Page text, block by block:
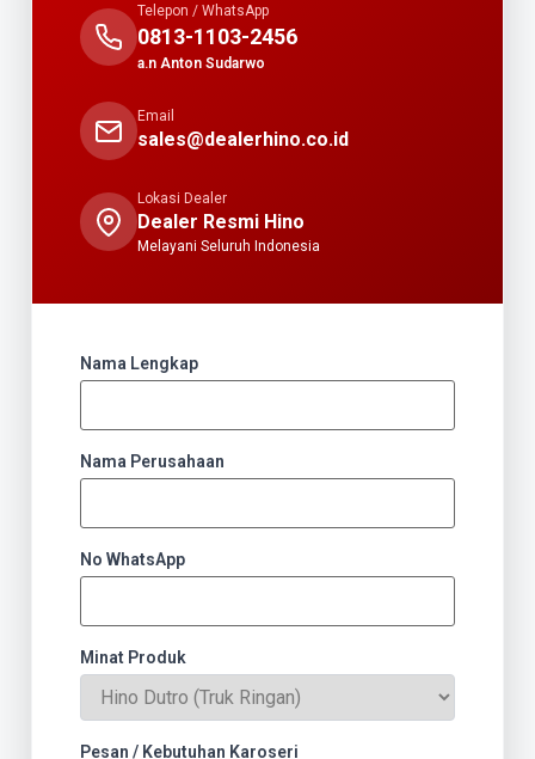
Telepon / WhatsApp
0813-1103-2456
a.n Anton Sudarwo
Email
sales@dealerhino.co.id
Lokasi Dealer
Dealer Resmi Hino
Melayani Seluruh Indonesia
Nama Lengkap
Nama Perusahaan
No WhatsApp
Minat Produk
Pesan / Kebutuhan Karoseri